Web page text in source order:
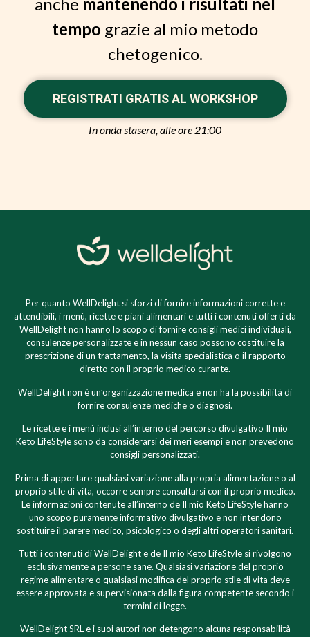
tempo grazie al mio metodo
chetogenico.
REGISTRATI GRATIS AL WORKSHOP
In onda stasera, alle ore 21:00
Per quanto WellDelight si sforzi di fornire informazioni corrette e
attendibili, i menù, ricette e piani alimentari e tutti i contenuti offerti da
WellDelight non hanno lo scopo di fornire consigli medici individuali,
consulenze personalizzate e in nessun caso possono costituire la
prescrizione di un trattamento, la visita specialistica o il rapporto
diretto con il proprio medico curante.
WellDelight non è un’organizzazione medica e non ha la possibilità di
fornire consulenze mediche o diagnosi.
Le ricette e i menù inclusi all’interno del percorso divulgativo Il mio
Keto LifeStyle sono da considerarsi dei meri esempi e non prevedono
consigli personalizzati.
Prima di apportare qualsiasi variazione alla propria alimentazione o al
proprio stile di vita, occorre sempre consultarsi con il proprio medico.
Le informazioni contenute all’interno de Il mio Keto LifeStyle hanno
uno scopo puramente informativo divulgativo e non intendono
sostituire il parere medico, psicologico o degli altri operatori sanitari.
Tutti i contenuti di WellDelight e de Il mio Keto LifeStyle si rivolgono
esclusivamente a persone sane. Qualsiasi variazione del proprio
regime alimentare o qualsiasi modifica del proprio stile di vita deve
essere approvata e supervisionata dalla figura competente secondo i
termini di legge.
WellDelight SRL e i suoi autori non detengono alcuna responsabilità